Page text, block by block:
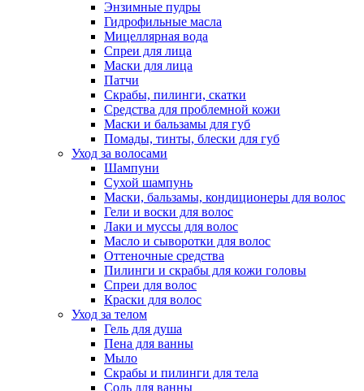
Энзимные пудры
Гидрофильные масла
Мицеллярная вода
Спреи для лица
Маски для лица
Патчи
Скрабы, пилинги, скатки
Средства для проблемной кожи
Маски и бальзамы для губ
Помады, тинты, блески для губ
Уход за волосами
Шампуни
Сухой шампунь
Маски, бальзамы, кондиционеры для волос
Гели и воски для волос
Лаки и муссы для волос
Масло и сыворотки для волос
Оттеночные средства
Пилинги и скрабы для кожи головы
Спреи для волос
Краски для волос
Уход за телом
Гель для душа
Пена для ванны
Мыло
Скрабы и пилинги для тела
Соль для ванны